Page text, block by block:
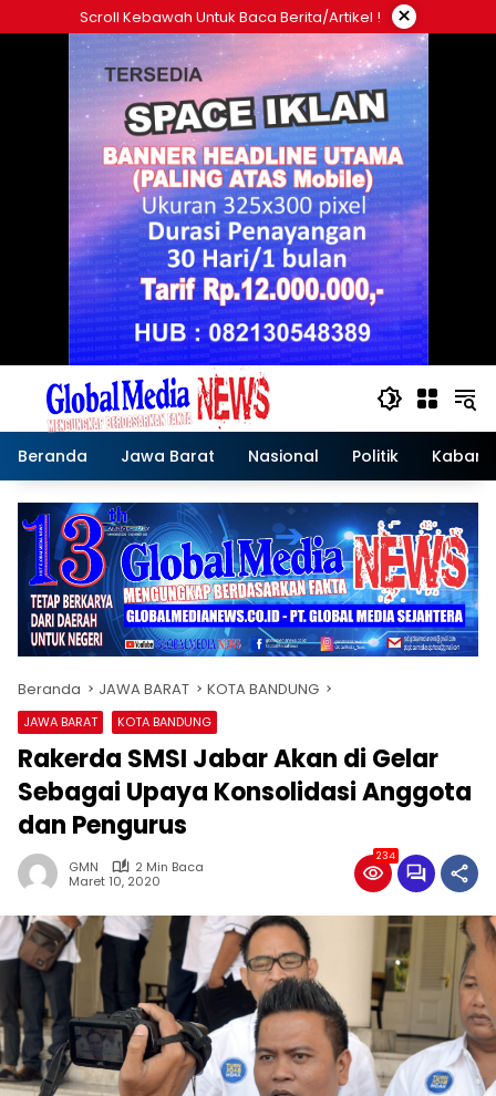
ke
Scroll Kebawah Untuk Baca Berita/artikel ! ×
Beranda Jawa Barat Nasional Politik Kabar
Beranda JAWA BARAT KOTA BANDUNG
JAWA BARAT KOTA BANDUNG
Rakerda SMSI Jabar Akan di Gelar
Sebagai Upaya Konsolidasi Anggota
dan Pengurus
GMN
2 Min Baca
Maret 10, 2020
234